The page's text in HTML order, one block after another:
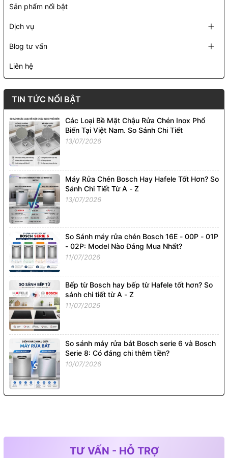
Sản phẩm nổi bật
Dịch vụ
Blog tư vấn
Liên hệ
TIN TỨC NỔI BẬT
Các Loại Bề Mặt Chậu Rửa Chén Inox Phổ
Biến Tại Việt Nam. So Sánh Chi Tiết
13/07/2026
Máy Rửa Chén Bosch Hay Hafele Tốt Hơn? So
Sánh Chi Tiết Từ A - Z
13/07/2026
So Sánh máy rửa chén Bosch 16E - 00P - 01P
- 02P: Model Nào Đáng Mua Nhất?
11/07/2026
Bếp từ Bosch hay bếp từ Hafele tốt hơn? So
sánh chi tiết từ A - Z
11/07/2026
So sánh máy rửa bát Bosch serie 6 và Bosch
Serie 8: Có đáng chi thêm tiền?
10/07/2026
TƯ VẤN - HỖ TRỢ